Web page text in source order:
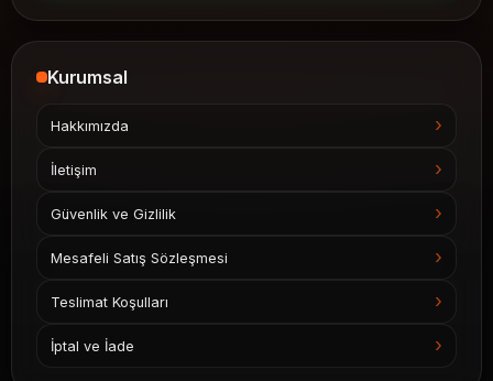
Kurumsal
Hakkımızda
İletişim
Güvenlik ve Gizlilik
Mesafeli Satış Sözleşmesi
Teslimat Koşulları
İptal ve İade